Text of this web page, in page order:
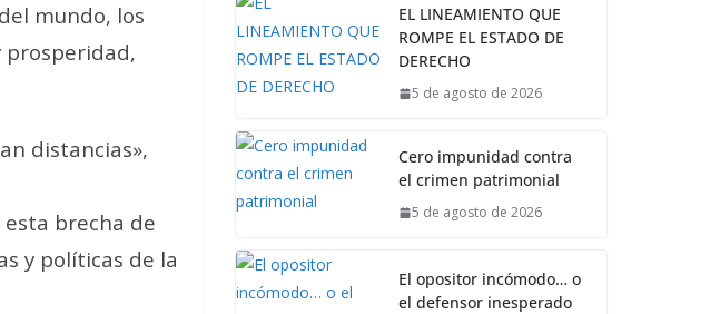
mundo, los
prosperidad,
distancias»,
brecha de
y políticas de la
EL LINEAMIENTO QUE
ROMPE EL ESTADO DE
DERECHO
5 de agosto de 2026
Cero impunidad contra
el crimen patrimonial
5 de agosto de 2026
El opositor incómodo… o
el defensor inesperado